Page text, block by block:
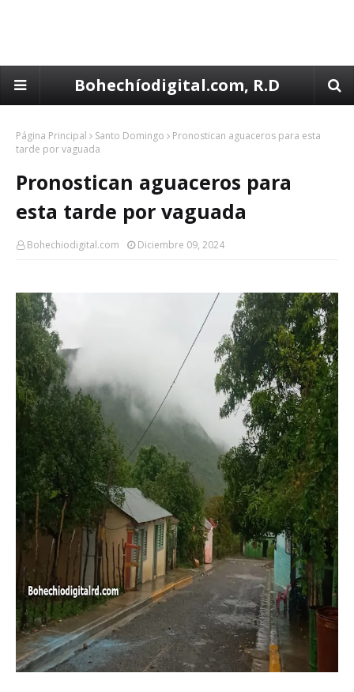
Bohechíodigital.com, R.D
Página Principal Santo Domingo
Pronostican aguaceros para esta
tarde por vaguada
Pronostican aguaceros para
esta tarde por vaguada
Bohechiodigital.com Diciembre 09, 2024